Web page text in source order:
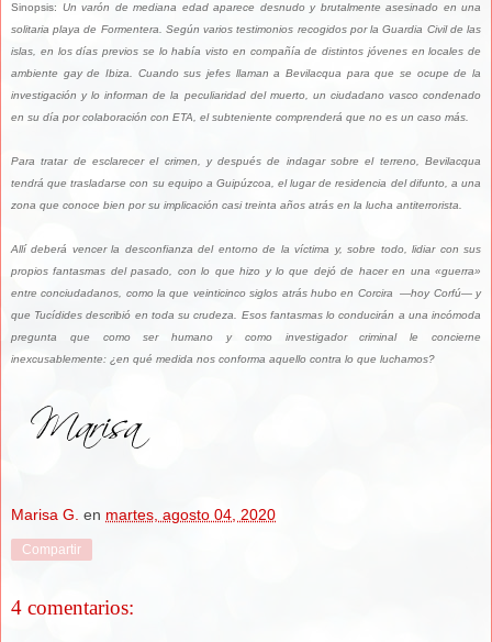
Sinopsis: Un varón de mediana edad aparece desnudo y brutalmente asesinado en una
solitaria playa de Formentera. Según varios testimonios recogidos por la Guardia Civil de las
islas, en los días previos se lo había visto en compañía de distintos jóvenes en locales de
ambiente gay de Ibiza. Cuando sus jefes llaman a Bevilacqua para que se ocupe de la
investigación y lo informan de la peculiaridad del muerto, un ciudadano vasco condenado
en su día por colaboración con ETA, el subteniente comprenderá que no es un caso más.
Para tratar de esclarecer el crimen, y después de indagar sobre el terreno, Bevilacqua
tendrá que trasladarse con su equipo a Guipúzcoa, el lugar de residencia del difunto, a una
zona que conoce bien por su implicación casi treinta años atrás en la lucha antiterrorista.
Allí deberá vencer la desconfianza del entorno de la víctima y, sobre todo, lidiar con sus
propios fantasmas del pasado, con lo que hizo y lo que dejó de hacer en una «guerra»
entre conciudadanos, como la que veinticinco siglos atrás hubo en Corcira —hoy Corfú— y
que Tucídides describió en toda su crudeza. Esos fantasmas lo conducirán a una incómoda
pregunta que como ser humano y como investigador criminal le concierne
inexcusablemente: ¿en qué medida nos conforma aquello contra lo que luchamos?
Marisa G. en martes, agosto 04, 2020
Compartir
4 comentarios: